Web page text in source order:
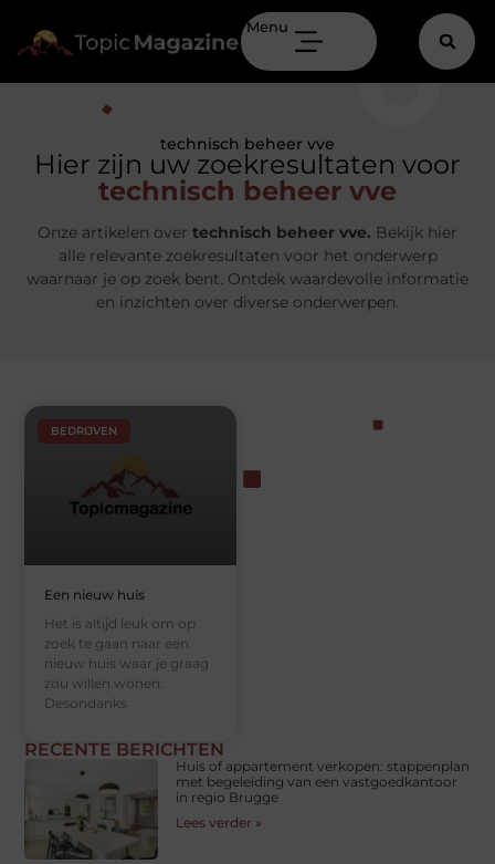
Menu
technisch beheer vve
Hier zijn uw zoekresultaten voor
technisch beheer vve
Onze artikelen over technisch beheer vve. Bekijk hier
alle relevante zoekresultaten voor het onderwerp
waarnaar je op zoek bent. Ontdek waardevolle informatie
en inzichten over diverse onderwerpen.
BEDRIJVEN
Een nieuw huis
Het is altijd leuk om op
zoek te gaan naar een
nieuw huis waar je graag
zou willen wonen.
Desondanks
RECENTE BERICHTEN
Huis of appartement verkopen: stappenplan
met begeleiding van een vastgoedkantoor
in regio Brugge
Lees verder »